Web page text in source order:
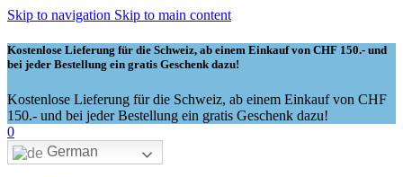
Skip to navigation Skip to main content
Kostenlose Lieferung für die Schweiz, ab einem Einkauf von CHF 150.- und
bei jeder Bestellung ein gratis Geschenk dazu!
Kostenlose Lieferung für die Schweiz, ab einem Einkauf von CHF
150.- und bei jeder Bestellung ein gratis Geschenk dazu!
0
German